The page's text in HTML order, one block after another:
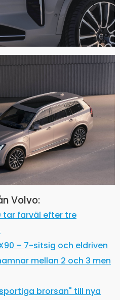
Volvo:
tar farväl efter tre
– 7-sitsig och eldriven
mellan 2 och 3 men
brorsan" till nya